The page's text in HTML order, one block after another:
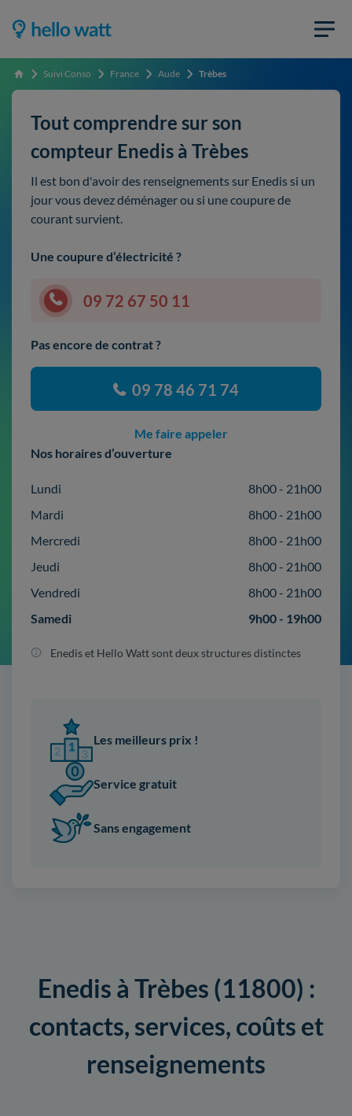
Accueil Suivi Conso France Aude Trèbes
Tout comprendre sur son
compteur Enedis à Trèbes
Il est bon d'avoir des renseignements sur Enedis si un
jour vous devez déménager ou si une coupure de
courant survient.
Une coupure d’électricité ?
09 72 67 50 11
Pas encore de contrat ?
09 78 46 71 74
Me faire appeler
Nos horaires d’ouverture
Lundi
8h00 - 21h00
Mardi
8h00 - 21h00
Mercredi
8h00 - 21h00
Jeudi
8h00 - 21h00
Vendredi
8h00 - 21h00
Samedi
9h00 - 19h00
Enedis et Hello Watt sont deux structures distinctes
Les meilleurs prix !
Service gratuit
Sans engagement
Enedis à Trèbes (11800) :
contacts, services, coûts et
renseignements